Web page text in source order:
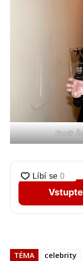
Komik
TÉMA celebrity